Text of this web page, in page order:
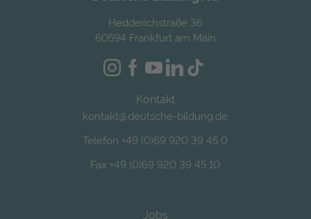
Hedderichstraße 36
60594 Frankfurt am Main
Kontakt
kontakt@deutsche-bildung.de
Telefon +49 (0)69 920 39 45 0
Fax +49 (0)69 920 39 45 10
Jobs